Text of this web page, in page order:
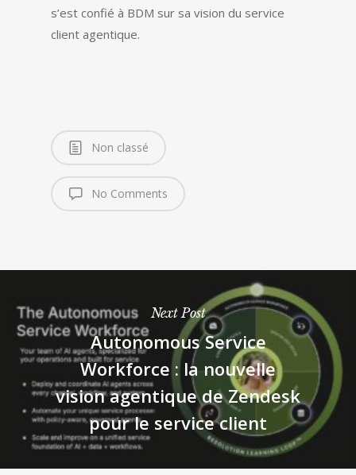
s’est confié à BDM sur sa vision du service
client agentique.
Non classé
No Comments
Next Post
Autonomous Service
Workforce : la nouvelle
vision agentique de Zendesk
pour le service client